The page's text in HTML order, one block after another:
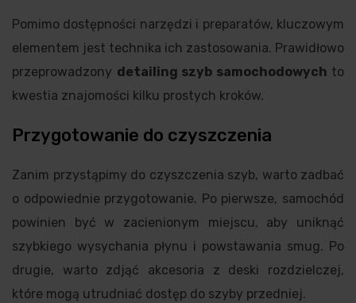
Pomimo dostępności narzędzi i preparatów, kluczowym
elementem jest technika ich zastosowania. Prawidłowo
przeprowadzony detailing szyb samochodowych to
kwestia znajomości kilku prostych kroków.
Przygotowanie do czyszczenia
Zanim przystąpimy do czyszczenia szyb, warto zadbać
o odpowiednie przygotowanie. Po pierwsze, samochód
powinien być w zacienionym miejscu, aby uniknąć
szybkiego wysychania płynu i powstawania smug. Po
drugie, warto zdjąć akcesoria z deski rozdzielczej,
które mogą utrudniać dostęp do szyby przedniej.